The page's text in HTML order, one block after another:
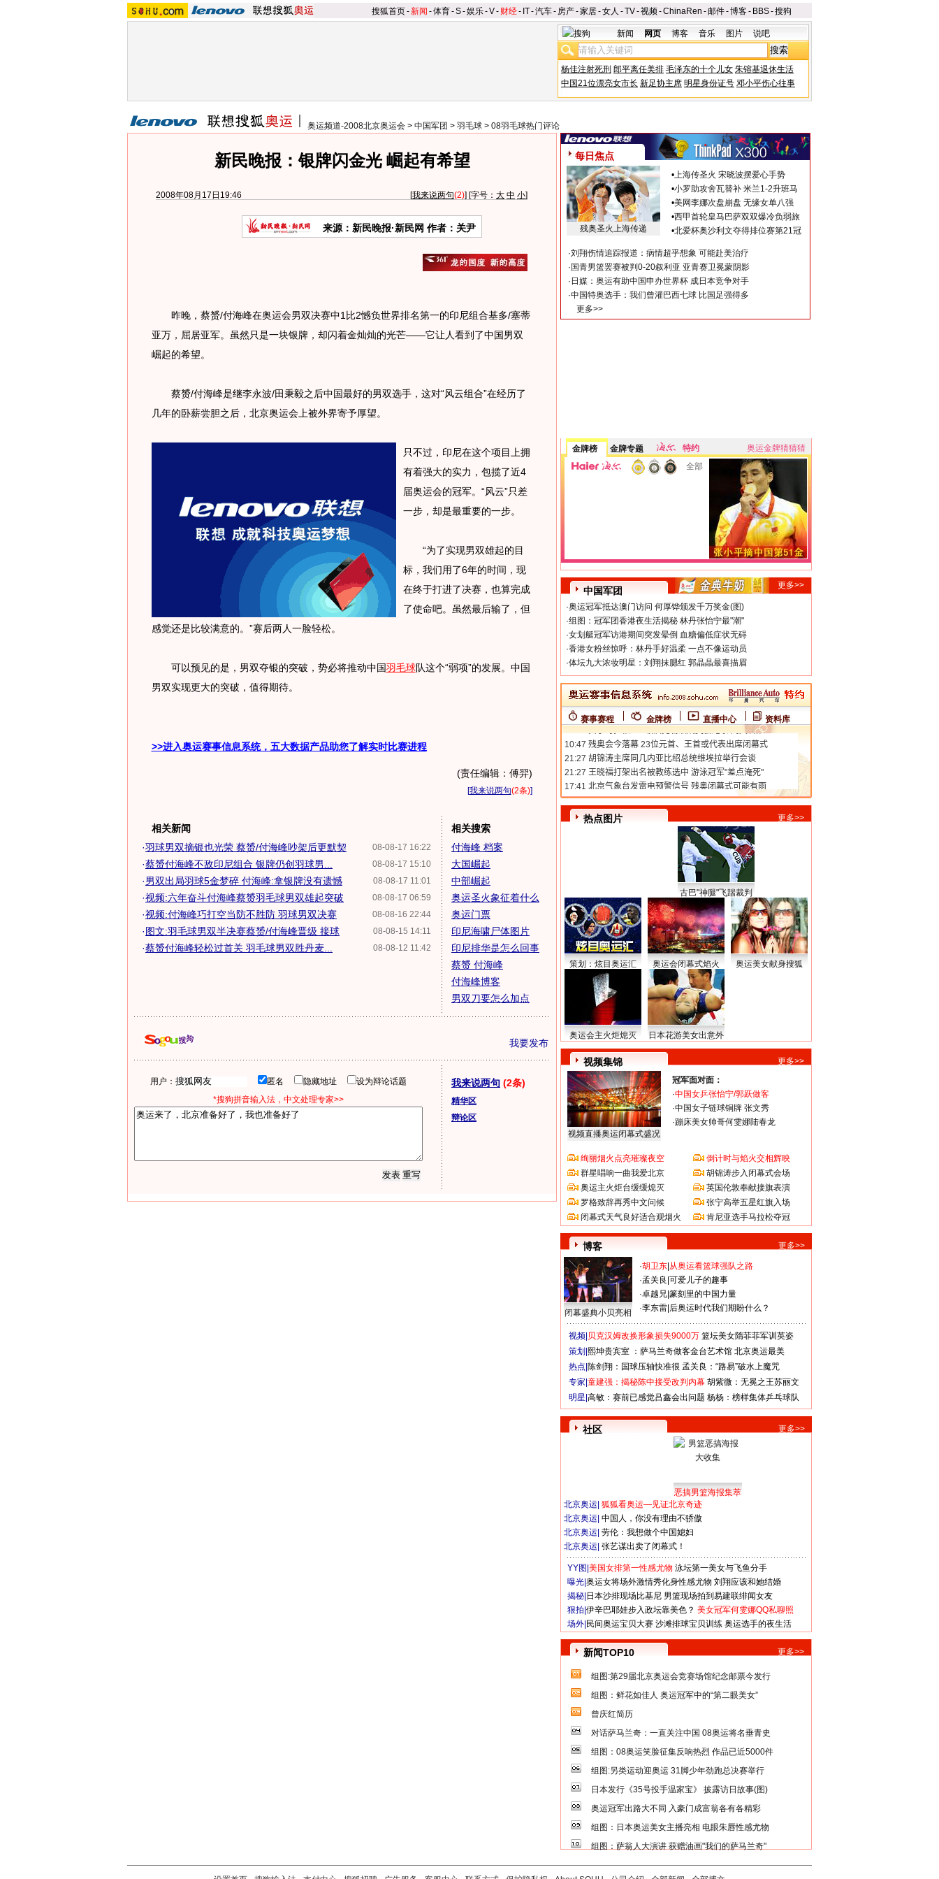
搜狐首页-新闻 -体育-S-娱乐-V- 财经- IT-汽车- 房产-家居-女人 -TV-视频-ChinaRen -邮件-博客- BBS-搜狗
新闻 网页 博客 音乐 图片 说吧
杨佳注射死刑 郎平离任美排 毛泽东的十个儿女 朱镕基退休生活
中国21位漂亮女市长 新足协主席 明星身份证号 邓小平伤心往事
奥运频道-2008北京奥运会 > 中国军团 > 羽毛球 > 08羽毛球热门评论
新民晚报：银牌闪金光 崛起有希望
2008年08月17日19:46 [我来说两句(2)] [字号： 大 中 小]
来源：新民晚报·新民网 作者：关尹
昨晚，蔡赟/付海峰在奥运会男双决赛中1比2憾负世界排名第一的印尼组合基多/塞蒂
亚万，屈居亚军。虽然只是一块银牌，却闪着金灿灿的光芒——它让人看到了中国男双
崛起的希望。
蔡赟/付海峰是继李永波/田秉毅之后中国最好的男双选手，这对“风云组合”在经历了
几年的卧薪尝胆之后，北京奥运会上被外界寄予厚望。
只不过，印尼在这个项目上拥
有着强大的实力，包揽了近4
届奥运会的冠军。“风云”只差
一步，却是最重要的一步。
“为了实现男双雄起的目
标，我们用了6年的时间，现
在终于打进了决赛，也算完成
了使命吧。虽然最后输了，但
感觉还是比较满意的。”赛后两人一脸轻松。
可以预见的是，男双夺银的突破，势必将推动中国羽毛球队这个“弱项”的发展。中国
男双实现更大的突破，值得期待。
>>进入奥运赛事信息系统，五大数据产品助您了解实时比赛进程
(责任编辑：傅羿)
[我来说两句(2条)]
相关新闻
08-08-17 16:22
·羽球男双摘银也光荣 蔡赟/付海峰吵架后更默契
08-08-17 15:10
·蔡赟付海峰不敌印尼组合 银牌仍创羽球男...
08-08-17 11:01
·男双出局羽球5金梦碎 付海峰:拿银牌没有遗憾
08-08-17 06:59
·视频:六年奋斗付海峰蔡赟羽毛球男双雄起突破
08-08-16 22:44
·视频:付海峰巧打空当防不胜防 羽球男双决赛
08-08-15 14:11
·图文:羽毛球男双半决赛蔡赟/付海峰晋级 接球
08-08-12 11:42
·蔡赟付海峰轻松过首关 羽毛球男双胜丹麦...
相关搜索
付海峰 档案
大国崛起
中部崛起
奥运圣火象征着什么
奥运门票
印尼海啸尸体图片
印尼排华是怎么回事
蔡赟 付海峰
付海峰博客
男双刀要怎么加点
我要发布
用户： 匿名 隐藏地址
设为辩论话题
*搜狗拼音输入法，中文处理专家>>
我来说两句 (2条)
精华区
辩论区
每日焦点
残奥圣火上海传递
•上海传圣火 宋晓波摆爱心手势
•小罗助攻舍瓦替补 米兰1-2升班马
•美网李娜次盘崩盘 无缘女单八强
•西甲首轮皇马巴萨双双爆冷负弱旅
•北爱杯奥沙利文夺得排位赛第21冠
·刘翔伤情追踪报道：病情超乎想象 可能赴美治疗
· 国青男篮罢赛被判0-20叙利亚 亚青赛卫冕蒙阴影
· 日媒：奥运有助中国申办世界杯 成日本竞争对手
·中国特奥选手：我们曾灌巴西七球 比国足强得多
更多>>
金牌榜 金牌专题 特约
奥运金牌猜猜猜
全部
中国军团
更多>>
·奥运冠军抵达澳门访问 何厚铧颁发千万奖金(图)
·组图：冠军团香港夜生活揭秘 林丹张怡宁最"潮"
·女划艇冠军访港期间突发晕倒 血糖偏低症状无碍
·香港女粉丝惊呼：林丹手好温柔 一点不像运动员
·体坛九大浓妆明星：刘翔抹腮红 郭晶晶最喜描眉
赛事赛程 金牌榜 直播中心 资料库
热点图片 更多>>
古巴"神腿"飞踹裁判
策划：炫目奥运汇 奥运会闭幕式焰火 奥运美女献身搜狐
奥运会主火炬熄灭 日本花游美女出意外
视频集锦 更多>>
视频直播奥运闭幕式盛况
冠军面对面：
·中国女乒张怡宁/郭跃做客
·中国女子链球铜牌 张文秀
·蹦床美女帅哥何雯娜陆春龙
绚丽烟火点亮璀璨夜空
群星唱响一曲我爱北京
奥运主火炬台缓缓熄灭
罗格致辞再秀中文问候
闭幕式天气良好适合观烟火
倒计时与焰火交相辉映
胡锦涛步入闭幕式会场
英国伦敦奉献接旗表演
张宁高举五星红旗入场
肯尼亚选手马拉松夺冠
博客 更多>>
闭幕盛典小贝亮相
·胡卫东 从奥运看篮球强队之路
·孟关良 可爱儿子的趣事
·卓越兄 篆刻里的中国力量
·李东雷 后奥运时代我们期盼什么？
视频| 贝克汉姆改换形象损失9000万 篮坛美女隋菲菲军训英姿
策划| 熙坤贵宾室 ：萨马兰奇做客金台艺术馆 北京奥运最美
热点| 陈剑翔：国球压轴快准很 孟关良：“路易”破水上魔咒
专家| 童建强：揭秘陈中接受改判内幕 胡紫微：无冕之王苏丽文
明星| 高敏：赛前已感觉吕鑫会出问题 杨杨：榜样集体乒乓球队
社区 更多>>
恶搞男篮海报集萃
北京奥运 狐狐看奥运—见证北京奇迹
北京奥运 中国人，你没有理由不骄傲
北京奥运 劳伦：我想做个中国媳妇
北京奥运 张艺谋出卖了闭幕式！
YY图| 美国女排第一性感尤物 泳坛第一美女与飞鱼分手
曝光| 奥运女将场外激情秀化身性感尤物 刘翔应该和她结婚
揭秘| 日本沙排现场比基尼 男篮现场拍到易建联绯闻女友
狠拍| 伊辛巴耶娃步入政坛靠美色？ 美女冠军何雯娜QQ私聊照
场外| 民间奥运宝贝大赛 沙滩排球宝贝训练 奥运选手的夜生活
新闻TOP10 更多>>
组图:第29届北京奥运会竞赛场馆纪念邮票今发行
组图：鲜花如佳人 奥运冠军中的“第二眼美女”
曾庆红简历
对话萨马兰奇：一直关注中国 08奥运将名垂青史
组图：08奥运笑脸征集反响热烈 作品已近5000件
组图:另类运动迎奥运 31脚少年劲跑总决赛举行
日本发行《35号投手温家宝》 披露访日故事(图)
奥运冠军出路大不同 入豪门成富翁各有各精彩
组图：日本奥运美女主播亮相 电眼朱唇性感尤物
组图：萨翁人大演讲 获赠油画"我们的萨马兰奇"